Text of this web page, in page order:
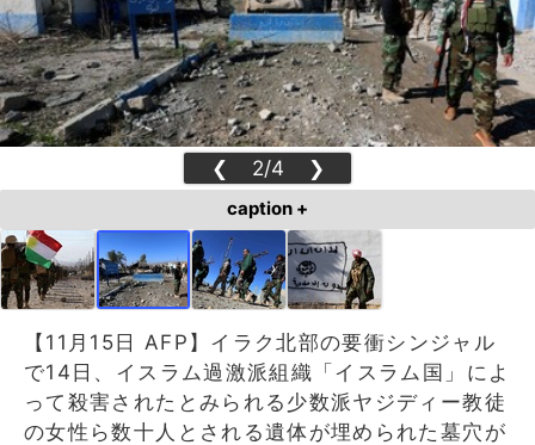
❮ 2/4 ❯
caption +
【11月15日 AFP】イラク北部の要衝シンジャル
で14日、イスラム過激派組織「イスラム国」によ
って殺害されたとみられる少数派ヤジディー教徒
の女性ら数十人とされる遺体が埋められた墓穴が